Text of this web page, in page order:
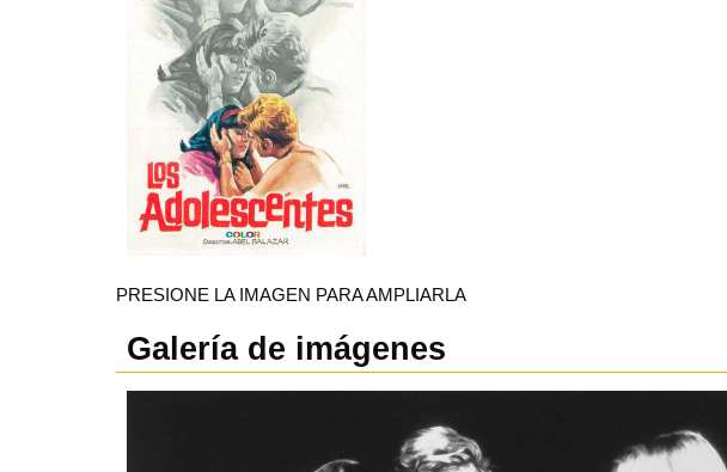
PRESIONE LA IMAGEN PARA AMPLIARLA
Galería de imágenes